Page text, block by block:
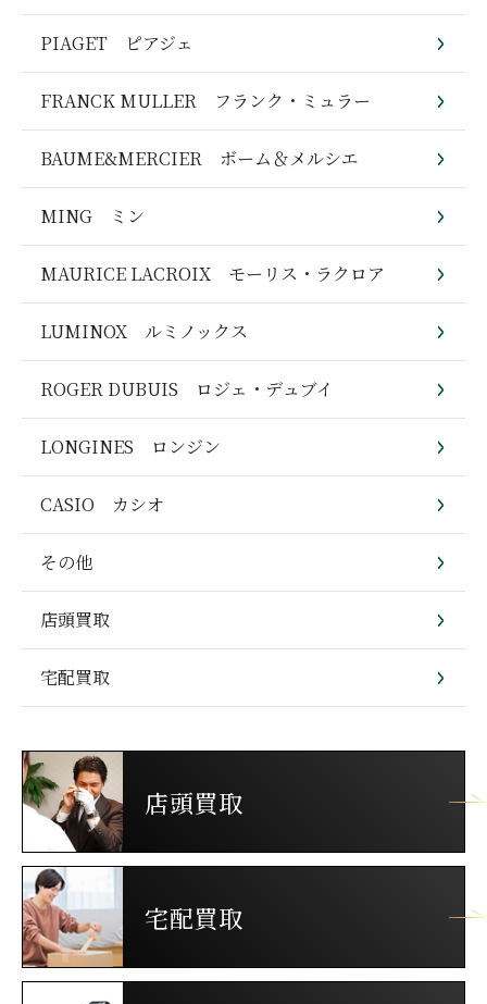
PIAGET ピアジェ
FRANCK MULLER フランク・ミュラー
BAUME&MERCIER ボーム＆メルシエ
MING ミン
MAURICE LACROIX モーリス・ラクロア
LUMINOX ルミノックス
ROGER DUBUIS ロジェ・デュブイ
LONGINES ロンジン
CASIO カシオ
その他
店頭買取
宅配買取
店頭買取
宅配買取